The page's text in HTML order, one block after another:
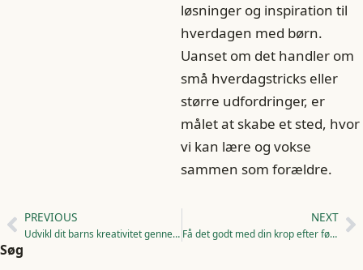
løsninger og inspiration til
hverdagen med børn.
Uanset om det handler om
små hverdagstricks eller
større udfordringer, er
målet at skabe et sted, hvor
vi kan lære og vokse
sammen som forældre.
PREVIOUS
Udvikl dit barns kreativitet gennem legetøj
NEXT
Få det godt med din krop efter fødslen
Søg